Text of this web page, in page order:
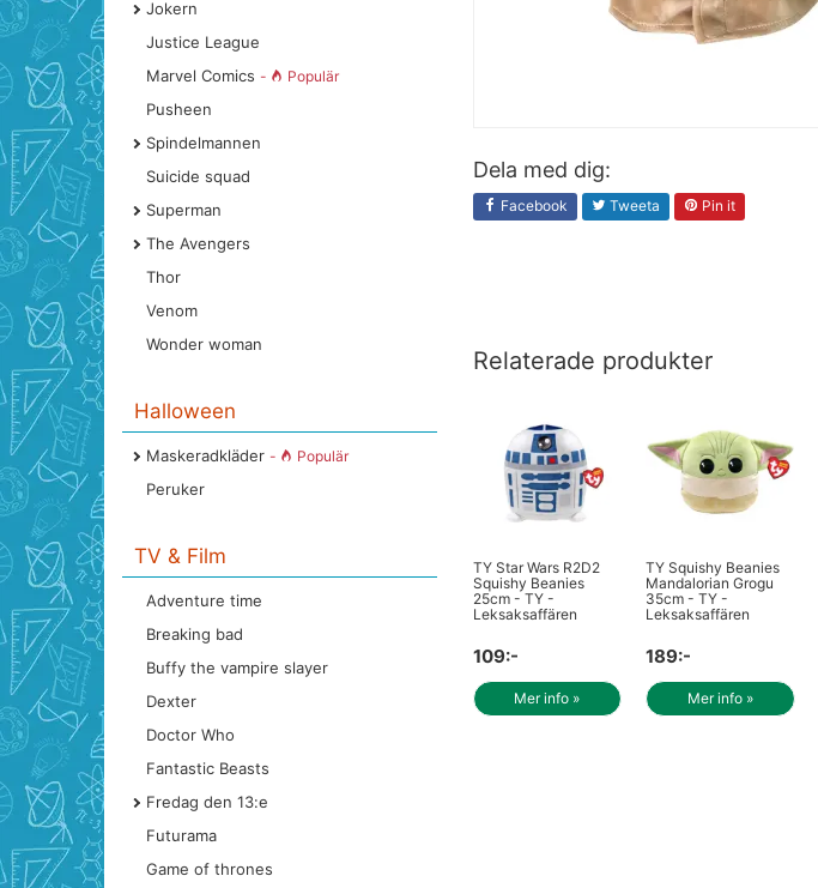
Jokern
Justice League
Marvel Comics - Populär
Pusheen
Spindelmannen
Suicide squad
Superman
The Avengers
Thor
Venom
Wonder woman
Halloween
Maskeradkläder - Populär
Peruker
TV & Film
Adventure time
Breaking bad
Buffy the vampire slayer
Dexter
Doctor Who
Fantastic Beasts
Fredag den 13:e
Futurama
Game of thrones
Dela med dig:
Facebook Tweeta Pin it
Relaterade produkter
TY Star Wars R2D2
Squishy Beanies
25cm - TY -
Leksaksaffären
109:-
Mer info »
TY Squishy Beanies
Mandalorian Grogu
35cm - TY -
Leksaksaffären
189:-
Mer info »